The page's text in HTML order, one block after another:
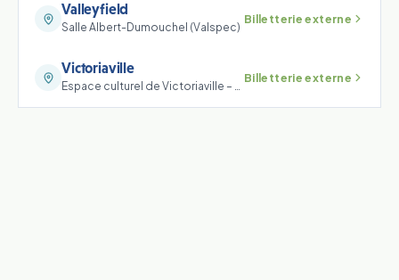
Valleyfield
Salle Albert-Dumouchel (Valspec)
Billetterie externe
Victoriaville
Espace culturel de Victoriaville – Le Carré 150
Billetterie externe